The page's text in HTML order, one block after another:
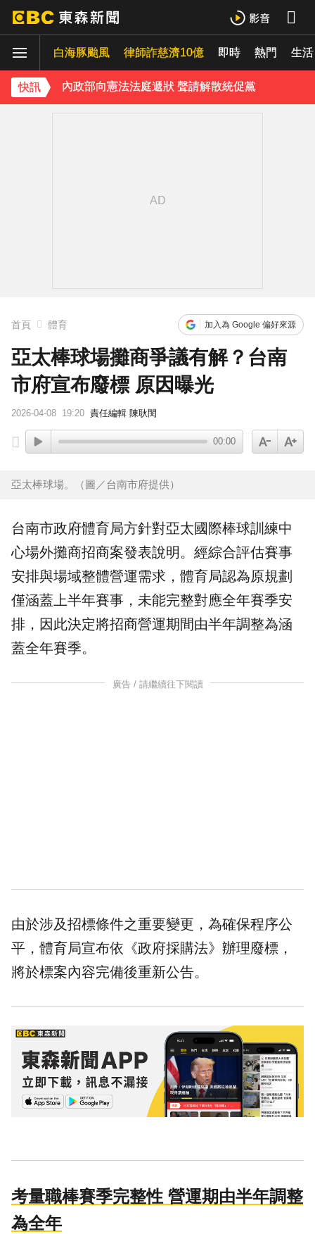
白海豚颱風 律師詐慈濟10億 即時 熱門 生活
快訊
下載東森App，隨時掌握天下大小事！
內政部向憲法法庭遞狀 聲請解散統促黨
首頁 體育 加入為 Google 偏好來源
亞太棒球場攤商爭議有解？台南
市府宣布廢標 原因曝光
2026-04-08 19:20 責任編輯 陳耿閔
00:00
亞太棒球場。（圖／台南市府提供）
台南市政府體育局方針對亞太國際棒球訓練中
心場外攤商招商案發表說明。經綜合評估賽事
安排與場域整體營運需求，體育局認為原規劃
僅涵蓋上半年賽事，未能完整對應全年賽季安
排，因此決定將招商營運期間由半年調整為涵
蓋全年賽季。
廣告 / 請繼續往下閱讀
由於涉及招標條件之重要變更，為確保程序公
平，體育局宣布依《政府採購法》辦理廢標 ，
將於標案內容完備後重新公告。
考量職棒賽季完整性 營運期由半年調整
為全年